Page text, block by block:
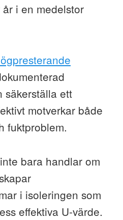
i en medelstor
säkerställa ett
motverkar både
fuktproblem.
bara handlar om
i isoleringen som
effektiva U-värde.